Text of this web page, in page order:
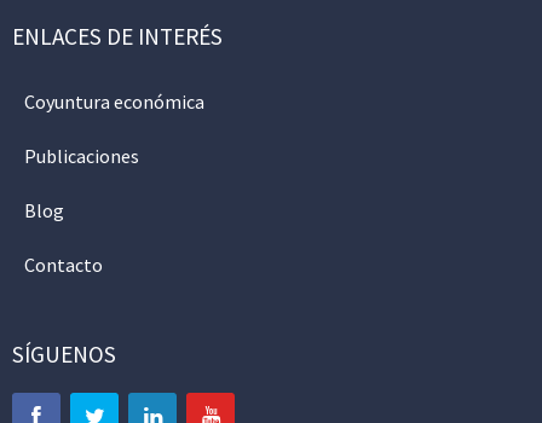
ENLACES DE INTERÉS
Coyuntura económica
Publicaciones
Blog
Contacto
SÍGUENOS